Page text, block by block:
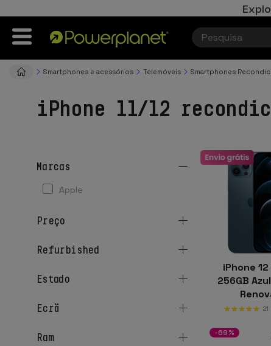
Smartphones e acessórios Telemóveis Smartphones
iPhone 11/12
marcas
apple
preço
refurbished
estado
ecrã
ram
iPhone
256GB
21
-69%